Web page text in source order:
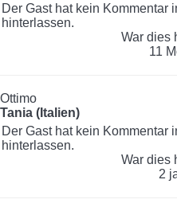
Der Gast hat kein Kommentar
hinterlassen.
War dies
11
Ottimo
Tania (Italien)
Der Gast hat kein Kommentar
hinterlassen.
War dies
2